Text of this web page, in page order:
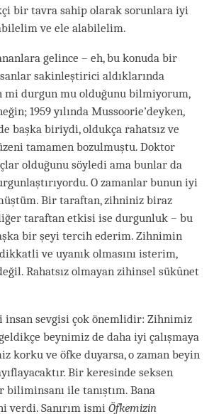
bir tavra sahip olarak sorunlara iyi
ve ele alabilelim.
gelince – eh, bu konuda bir
sakinleştirici aldıklarında
durgun mu olduğunu bilmiyorum,
1959 yılında Mussoorie’deyken,
başka biriydi, oldukça rahatsız ve
tamamen bozulmuştu. Doktor
olduğunu söyledi ama bunlar da
O zamanlar bunun iyi
Bir taraftan, zihniniz biraz
taraftan etkisi ise durgunluk – bu
bir şeyi tercih ederim. Zihnimin
ve uyanık olmasını isterim,
Rahatsız olmayan zihinsel sükûnet
insan sevgisi çok önemlidir: Zihnimiz
beynimiz de daha iyi çalışmaya
korku ve öfke duyarsa, o zaman beyin
Bir keresinde seksen
biliminsanı ile tanıştım. Bana
verdi. Sanırım ismi Öfkemizin